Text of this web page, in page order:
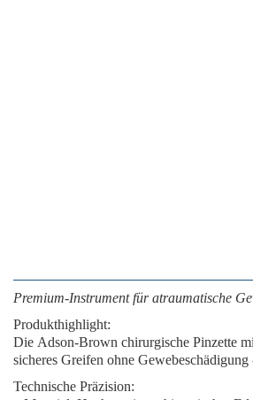
Premium-Instrument für atraumatische
Produkthighlight:
Die Adson-Brown chirurgische Pinzette
sicheres Greifen ohne
Technische Präzision: